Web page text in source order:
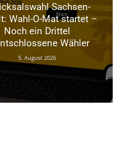
Sachsen-
Wahl-O-Mat startet –
Noch ein Drittel
Wähler
5. August 2026